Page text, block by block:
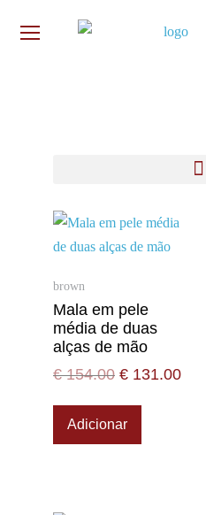
brown
Mala em pele
média de duas
alças de mão
€154.00 € 131.00
Adicionar